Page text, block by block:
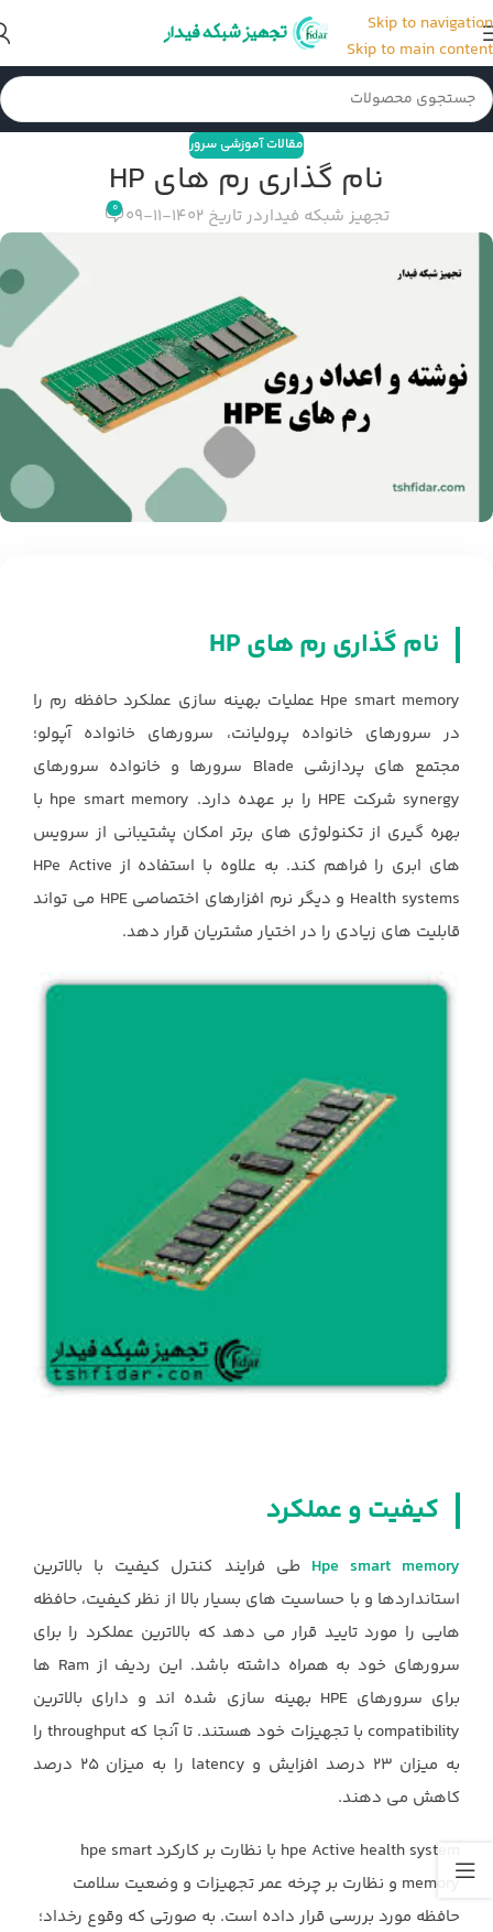
Skip to navigation
Skip to main content
مقالات آموزشی سرور
نام گذاری رم های HP
تجهیز شبکه فیداردر تاریخ 1402-11-09 0
نام گذاری رم های HP
Hpe smart memory‏ عملیات بهینه سازی عملکرد حافظه رم را
در سرورهای خانواده پرولیانت، سرورهای خانواده آپولو؛
‏مجتمع های پردازشی ‏Blade‏ سرورها و خانواده سرورهای
‏synergy‏ شرکت ‏HPE‏ را بر عهده دارد. ‏hpe smart memory‏ با
بهره گیری ‏از تکنولوژی های برتر امکان پشتیبانی از سرویس
های ابری را فراهم کند. به علاوه با استفاده از ‏HPe Active
Health ‎systems‏ و دیگر نرم افزارهای اختصاصی ‏HPE‏ می تواند
قابلیت های زیادی را در اختیار مشتریان قرار دهد. ‏
کیفیت و عملکرد ‏
Hpe smart memory‏ طی فرایند کنترل کیفیت با بالاترین
استانداردها و با حساسیت های بسیار بالا از نظر کیفیت، حافظه
هایی ‏را مورد تایید قرار می دهد که بالاترین عملکرد را برای
سرورهای خود به همراه داشته باشد. این ردیف از ‏Ram‏ ها
برای ‏سرورهای HPE‏ بهینه سازی شده اند و دارای بالاترین
‏compatibility‏ با تجهیزات خود هستند. تا آنجا که ‏throughput‏ را
به ‏میزان 23 درصد افزایش و ‏latency‏ را به میزان 25 درصد
کاهش می دهند.
‏hpe Active health system‏ با نظارت بر ‏کارکرد ‏hpe smart
memory‏ و نظارت بر چرخه عمر تجهیزات و وضعیت سلامت
حافظه مورد بررسی قرار داده است. به ‏صورتی که وقوع رخداد؛